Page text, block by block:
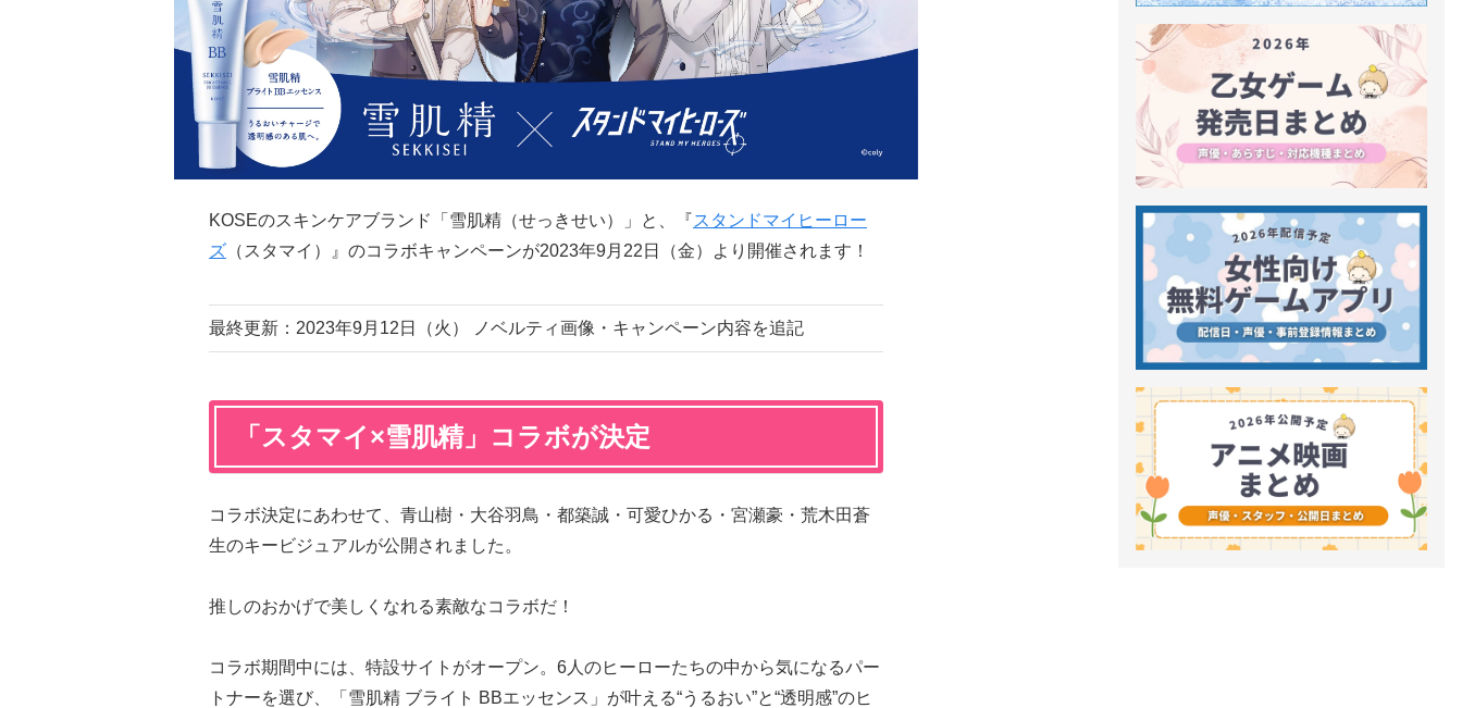
KOSEのスキンケアブランド「雪肌精（せっきせい）」と、『スタンドマイヒーロー
ズ （スタマイ）』のコラボキャンペーンが2023年9月22日（金）より開催されます！
最終更新：2023年9月12日（火） ノベルティ画像・キャンペーン内容を追記
「スタマイ×雪肌精」コラボが決定
コラボ決定にあわせて、青山樹・大谷羽鳥・都築誠・可愛ひかる・宮瀬豪・荒木田蒼
生のキービジュアルが公開されました。
推しのおかげで美しくなれる素敵なコラボだ！
コラボ期間中には、特設サイトがオープン。6人のヒーローたちの中から気になるパー
トナーを選び、「雪肌精 ブライト BBエッセンス」が叶える“うるおい”と“透明感”のヒ